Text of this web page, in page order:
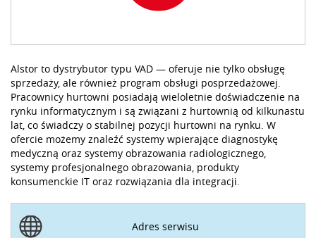
Alstor to dystrybutor typu VAD — oferuje nie tylko obsługę
sprzedaży, ale również program obsługi posprzedażowej.
Pracownicy hurtowni posiadają wieloletnie doświadczenie na
rynku informatycznym i są związani z hurtownią od kilkunastu
lat, co świadczy o stabilnej pozycji hurtowni na rynku. W
ofercie możemy znaleźć systemy wpierające diagnostykę
medyczną oraz systemy obrazowania radiologicznego,
systemy profesjonalnego obrazowania, produkty
konsumenckie IT oraz rozwiązania dla integracji.
Adres serwisu